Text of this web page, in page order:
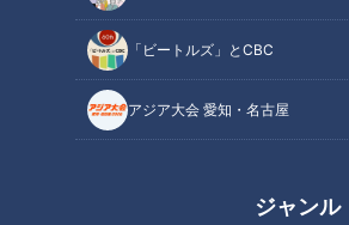
「ビートルズ」とCBC
アジア大会 愛知・名古屋
ジャンル